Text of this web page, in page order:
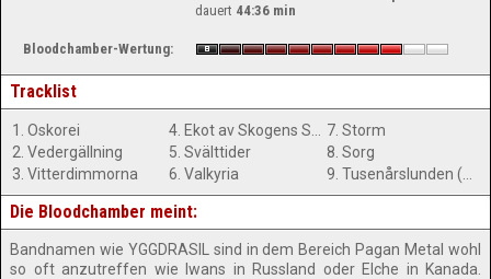
dauert 44:36 min
Bloodchamber-Wertung:
Tracklist
1. Oskorei
2. Vedergällning
3. Vitterdimmorna
5. Svälttider
6. Valkyria
7. Storm
8. Sorg
Die Bloodchamber meint:
Bandnamen wie YGGDRASIL sind in dem Bereich Pagan Metal wohl
so oft anzutreffen wie Iwans in Russland oder Elche in Kanada.